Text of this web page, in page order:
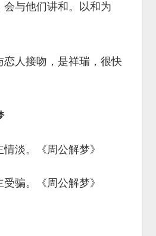
与他们讲和。以和为
人接吻，是祥瑞，很快
淡。《周公解梦》
骗。《周公解梦》